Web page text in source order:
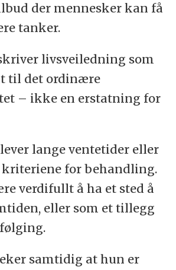
der mennesker kan få
tanker.
livsveiledning som
til det ordinære
– ikke en erstatning for
lange ventetider eller
for behandling.
verdifullt å ha et sted å
eller som et tillegg
samtidig at hun er